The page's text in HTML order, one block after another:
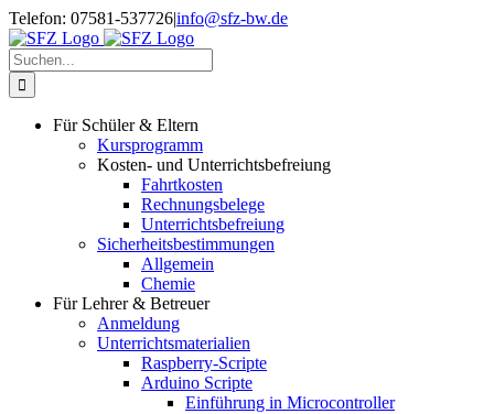
Zum
Inhalt
springen
Telefon: 07581-537726|info@sfz-bw.de
Suche
nach:
Für Schüler & Eltern
Kursprogramm
Kosten- und Unterrichtsbefreiung
Fahrtkosten
Rechnungsbelege
Unterrichtsbefreiung
Sicherheitsbestimmungen
Allgemein
Chemie
Für Lehrer & Betreuer
Anmeldung
Unterrichtsmaterialien
Raspberry-Scripte
Arduino Scripte
Einführung in Microcontroller